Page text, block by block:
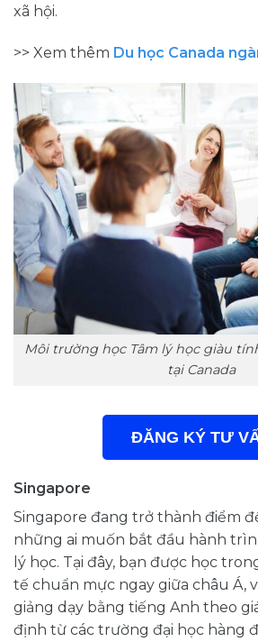
xã hội.
>> Xem thêm Du học Canada
Môi trường học Tâm lý học giàu
tại Canada
ĐĂNG KÝ TƯ
Singapore
Singapore đang trở thành điểm
những ai muốn bắt đầu hành
lý học. Tại đây, bạn được học
tế chuẩn mực ngay giữa châu Á,
giảng dạy bằng tiếng Anh theo
định từ các trường đại học hàng